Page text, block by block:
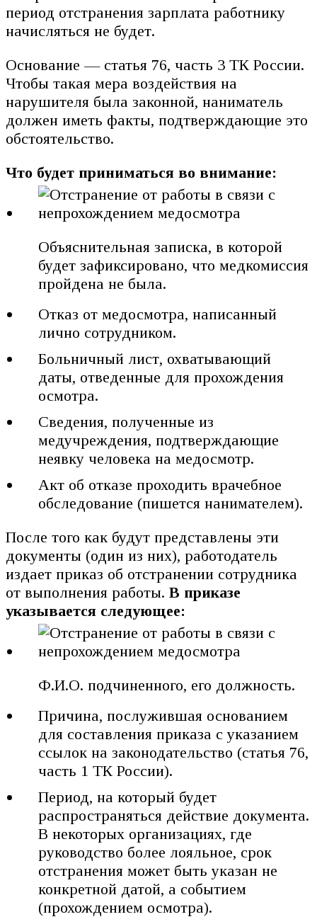
период отстранения зарплата работнику
начисляться не будет.
Основание — статья 76, часть 3 ТК России.
Чтобы такая мера воздействия на
нарушителя была законной, наниматель
должен иметь факты, подтверждающие это
обстоятельство.
Что будет приниматься во внимание:
Объяснительная записка, в которой
будет зафиксировано, что медкомиссия
пройдена не была.
Отказ от медосмотра, написанный
лично сотрудником.
Больничный лист, охватывающий
даты, отведенные для прохождения
осмотра.
Сведения, полученные из
медучреждения, подтверждающие
неявку человека на медосмотр.
Акт об отказе проходить врачебное
обследование (пишется нанимателем).
После того как будут представлены эти
документы (один из них), работодатель
издает приказ об отстранении сотрудника
от выполнения работы. В приказе
указывается следующее:
Ф.И.О. подчиненного, его должность.
Причина, послужившая основанием
для составления приказа с указанием
ссылок на законодательство (статья 76,
часть 1 ТК России).
Период, на который будет
распространяться действие документа.
В некоторых организациях, где
руководство более лояльное, срок
отстранения может быть указан не
конкретной датой, а событием
(прохождением осмотра).